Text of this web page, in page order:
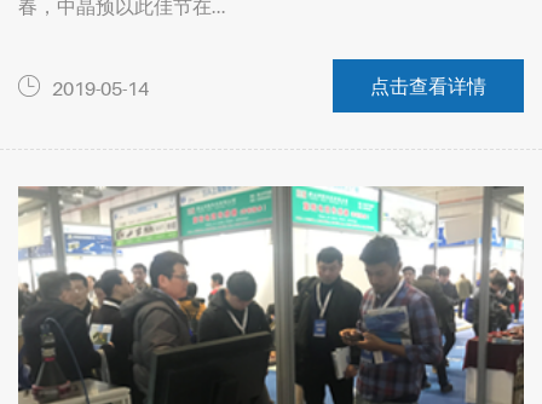
春，中晶预以此佳节在...
2019-05-14 点击查看详情